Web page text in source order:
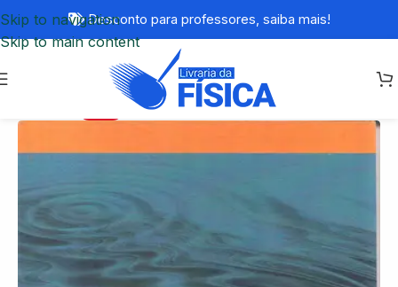
Skip to navigation
Skip to main content
Desconto para professores, saiba mais!